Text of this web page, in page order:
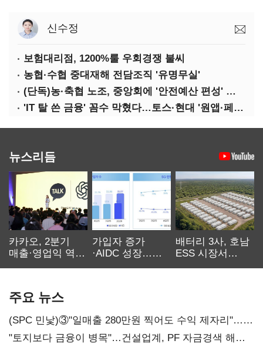
신수정
보험대리점, 1200%룰 우회경쟁 불씨
농협·수협 중대재해 전담조직 '유명무실'
(단독)농·축협 노조, 중앙회에 '안전예산 편성' 요구
'IT 탈 쓴 금융' 꼼수 막혔다…토스·현대 '원앱·페이' 전략 수정 불가피
뉴스리듬
카카오, 2분기
매출·영업익 역대
가입자 증가
·AIDC 성장…
배터리 3사, 호남
ESS 시장서
주요 뉴스
(SPC 민낯)③"일매출 280만원 찍어도 수익 제자리"…
점주 울리는 '상시 할인'
"토지보다 금융이 병목"…건설업계, PF 자금경색 해소